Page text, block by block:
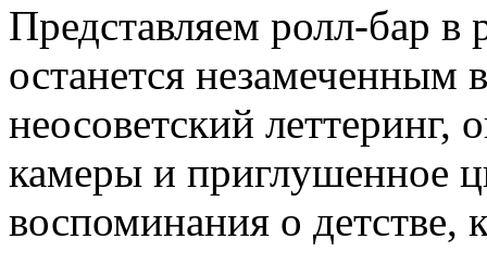
Представляем ролл-бар в
останется незамеченным
неосоветский леттеринг,
камеры и приглушенное
воспоминания о детстве,